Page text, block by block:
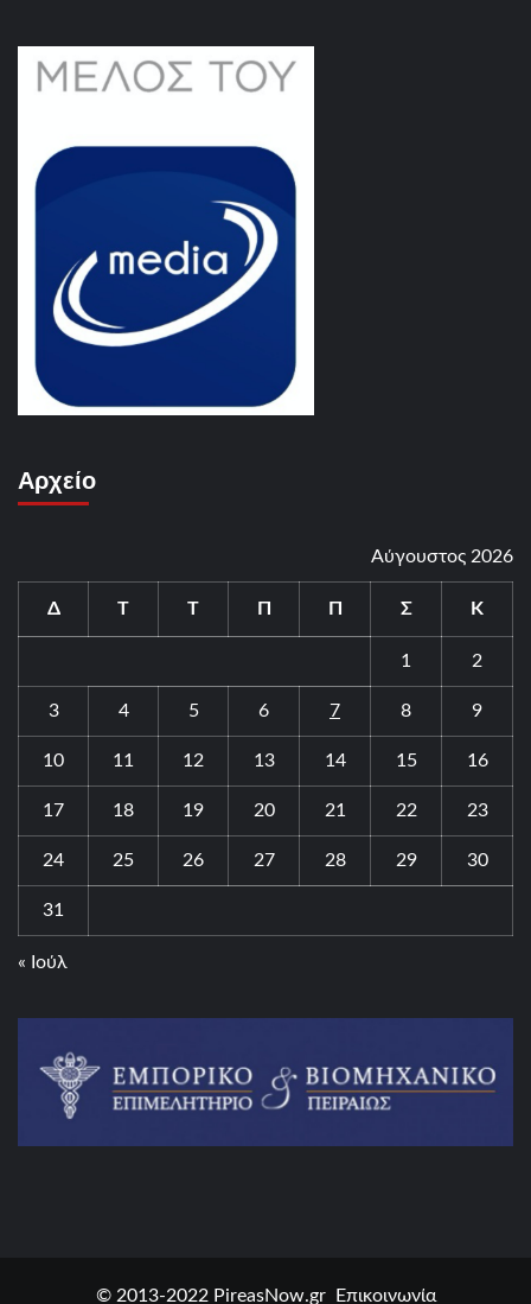
Αρχείο
Αύγουστος 2026
Δ Τ Τ Π Π Σ Κ
1 2
3 4 5 6 7 8 9
10 11 12 13 14 15 16
17 18 19 20 21 22 23
24 25 26 27 28 29 30
31
« Ιούλ
© 2013-2022 PireasNow.gr Επικοινωνία